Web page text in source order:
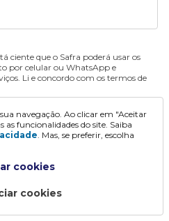
ciente que o Safra poderá usar os
por celular ou WhatsApp e
Li e concordo com os termos de
navegação. Ao clicar em "Aceitar
as funcionalidades do site. Saiba
. Mas, se preferir, escolha
cookies
cookies